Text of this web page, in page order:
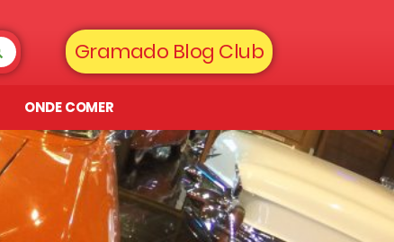
Gramado Blog Club
ONDE COMER